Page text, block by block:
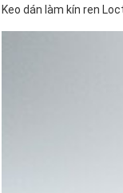
Keo dán làm kín ren